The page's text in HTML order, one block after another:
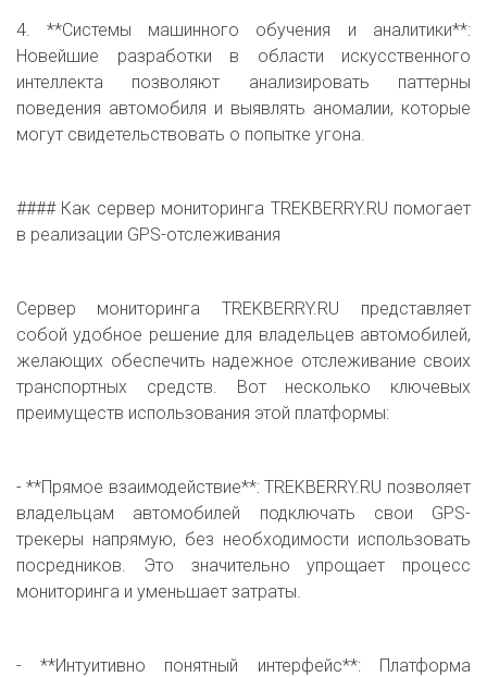
4. **Системы машинного обучения и аналитики**:
Новейшие разработки в области искусственного
интеллекта позволяют анализировать паттерны
поведения автомобиля и выявлять аномалии, которые
могут свидетельствовать о попытке угона.
#### Как сервер мониторинга TREKBERRY.RU помогает
в реализации GPS-отслеживания
Сервер мониторинга TREKBERRY.RU представляет
собой удобное решение для владельцев автомобилей,
желающих обеспечить надежное отслеживание своих
транспортных средств. Вот несколько ключевых
преимуществ использования этой платформы:
- **Прямое взаимодействие**: TREKBERRY.RU позволяет
владельцам автомобилей подключать свои GPS-
трекеры напрямую, без необходимости использовать
посредников. Это значительно упрощает процесс
мониторинга и уменьшает затраты.
- **Интуитивно понятный интерфейс**: Платформа